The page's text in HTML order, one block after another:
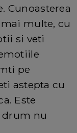
Cunoasterea
multe, cu
si veti
pe
astepta cu
Este
drum nu